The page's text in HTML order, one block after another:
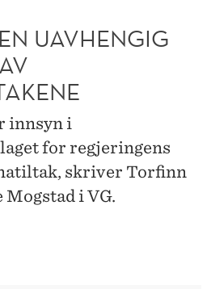
UAVHENGIG
innsyn i
for regjeringens
skriver Torfinn
i VG.